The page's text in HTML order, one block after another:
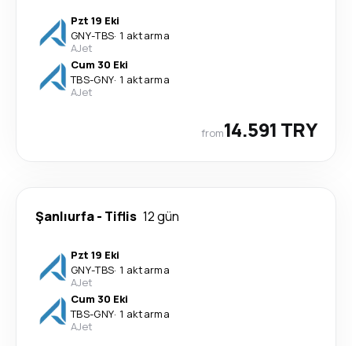
Pzt 19 Eki
GNY-TBS· 1 aktarma
AJet
Cum 30 Eki
TBS-GNY· 1 aktarma
AJet
from14.591 TRY
Şanlıurfa- Tiflis 12 gün
Pzt 19 Eki
GNY-TBS· 1 aktarma
AJet
Cum 30 Eki
TBS-GNY· 1 aktarma
AJet